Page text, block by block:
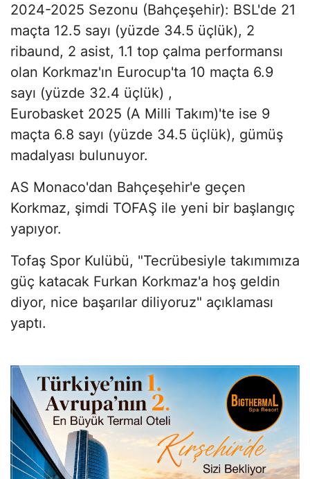
2024-2025 Sezonu (Bahçeşehir): BSL'de 21
maçta 12.5 sayı (yüzde 34.5 üçlük), 2
ribaund, 2 asist, 1.1 top çalma performansı
olan Korkmaz'ın Eurocup'ta 10 maçta 6.9
sayı (yüzde 32.4 üçlük) ,
Eurobasket 2025 (A Milli Takım)'te ise 9
maçta 6.8 sayı (yüzde 34.5 üçlük), gümüş
madalyası bulunuyor.
AS Monaco'dan Bahçeşehir'e geçen
Korkmaz, şimdi TOFAŞ ile yeni bir başlangıç
yapıyor.
Tofaş Spor Kulübü, "Tecrübesiyle takımımıza
güç katacak Furkan Korkmaz'a hoş geldin
diyor, nice başarılar diliyoruz" açıklaması
yaptı.